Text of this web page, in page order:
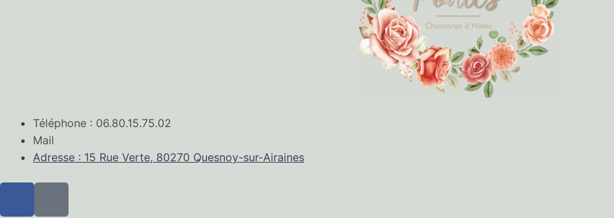
Téléphone : 06.80.15.75.02
Mail
Adresse : 15 Rue Verte, 80270 Quesnoy-sur-Airaines